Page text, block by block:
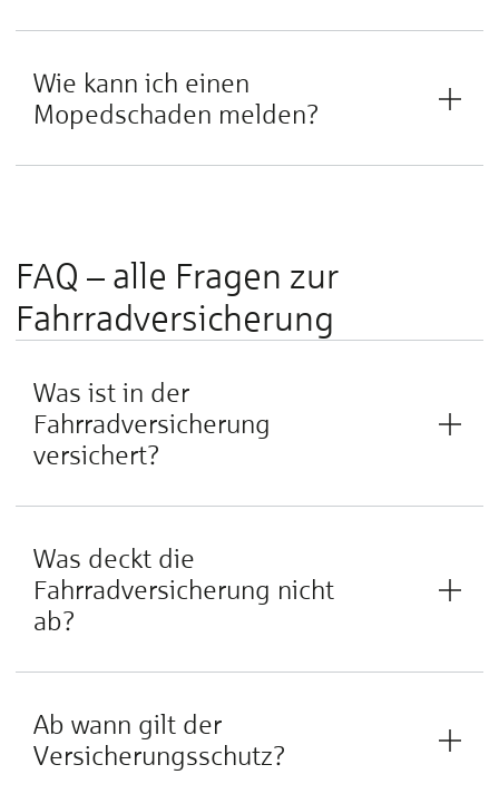
Wie kann ich einen
Mopedschaden melden?
FAQ – alle Fragen zur
Fahrradversicherung
Was ist in der
Fahrradversicherung
versichert?
Was deckt die
Fahrradversicherung nicht
ab?
Ab wann gilt der
Versicherungsschutz?